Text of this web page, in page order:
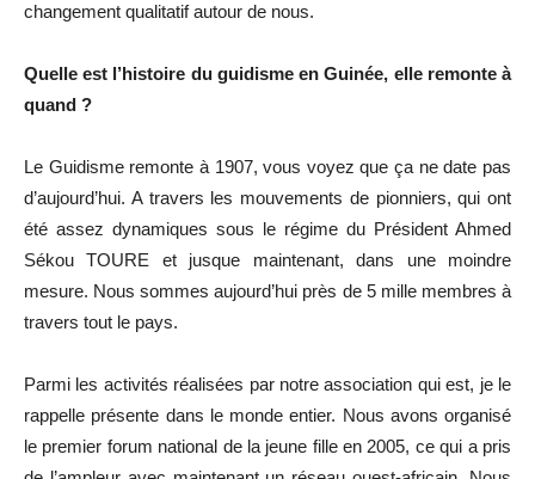
changement qualitatif autour de nous.
Quelle est l’histoire du guidisme en Guinée, elle remonte à
quand ?
Le Guidisme remonte à 1907, vous voyez que ça ne date pas
d’aujourd’hui. A travers les mouvements de pionniers, qui ont
été assez dynamiques sous le régime du Président Ahmed
Sékou TOURE et jusque maintenant, dans une moindre
mesure. Nous sommes aujourd’hui près de 5 mille membres à
travers tout le pays.
Parmi les activités réalisées par notre association qui est, je le
rappelle présente dans le monde entier. Nous avons organisé
le premier forum national de la jeune fille en 2005, ce qui a pris